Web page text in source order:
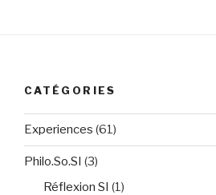
CATÉGORIES
Experiences (61)
Philo.So.SI (3)
Réflexion SI (1)